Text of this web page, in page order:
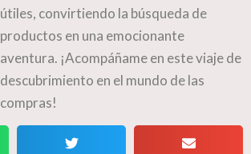
útiles, convirtiendo la búsqueda de
productos en una emocionante
aventura. ¡Acompáñame en este viaje de
descubrimiento en el mundo de las
compras!